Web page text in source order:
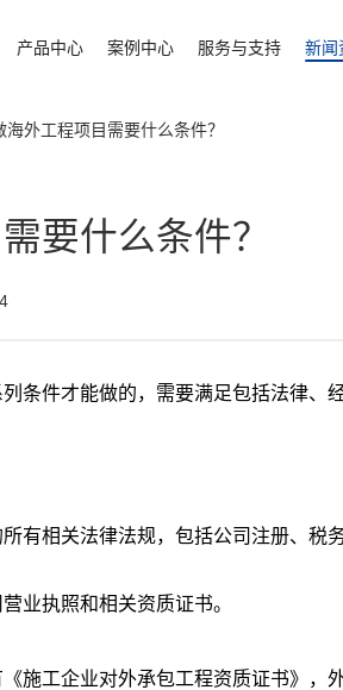
产品中心 案例中心 服务与支持 新闻
海外工程项目需要什么条件？
要什么条件？
条件才能做的，需要满足包括法律、
有相关法律法规，包括公司注册、税
业执照和相关资质证书。
施工企业对外承包工程资质证书》，